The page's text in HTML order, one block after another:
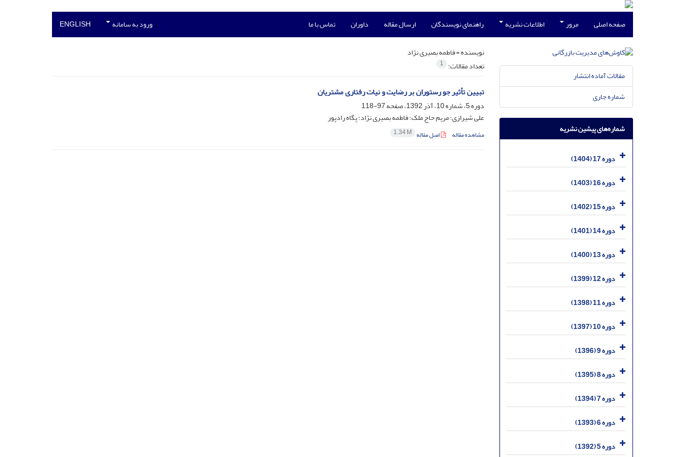
صفحه اصلی مرور اطلاعات نشریه راهنمای نویسندگان ارسال مقاله داوران تماس با ما ورود به سامانه ENGLISH
نویسنده =فاطمه بصیری نژاد
تعداد مقالات: 1
تبیین تأثیر جو رستوران بر رضایت و نیات رفتاری مشتریان
دوره 5، شماره 10، آذر 1392، صفحه
97-118
علی شیرازی؛ مریم حاج ملک؛ فاطمه بصیری نژاد؛ پگاه رادپور
مشاهده مقاله اصل مقاله 1.34 M
مقالات آماده انتشار
شماره جاری
شماره‌های پیشین نشریه
دوره 17 (1404)
دوره 16 (1403)
دوره 15 (1402)
دوره 14 (1401)
دوره 13 (1400)
دوره 12 (1399)
دوره 11 (1398)
دوره 10 (1397)
دوره 9 (1396)
دوره 8 (1395)
دوره 7 (1394)
دوره 6 (1393)
دوره 5 (1392)